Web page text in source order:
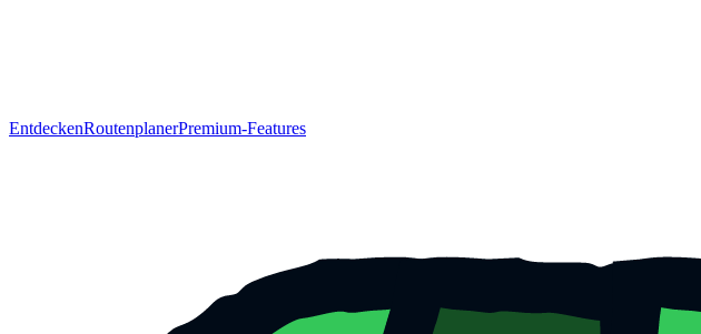
EntdeckenRoutenplanerPremium-Features